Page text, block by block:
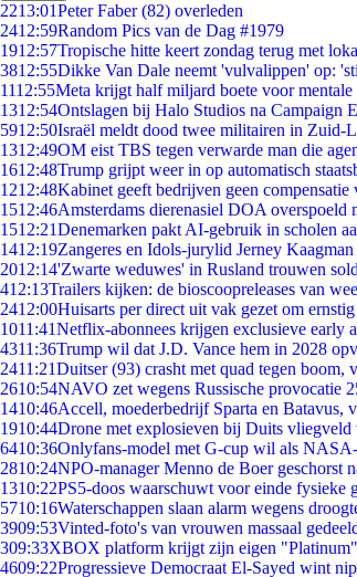
2213:01Peter Faber (82) overleden
2412:59Random Pics van de Dag #1979
1912:57Tropische hitte keert zondag terug met
3812:55Dikke Van Dale neemt 'vulvalippen' op:
1112:55Meta krijgt half miljard boete voor mentale
1312:54Ontslagen bij Halo Studios na Campaign
5912:50Israël meldt dood twee militairen in Zuid-
1312:49OM eist TBS tegen verwarde man die
1612:48Trump grijpt weer in op automatisch
1212:48Kabinet geeft bedrijven geen compensatie
1512:46Amsterdams dierenasiel DOA overspoeld
1512:21Denemarken pakt AI-gebruik in scholen
1412:19Zangeres en Idols-jurylid Jerney
2012:14'Zwarte weduwes' in Rusland trouwen
412:13Trailers kijken: de bioscoopreleases van
2412:00Huisarts per direct uit vak gezet om
1011:41Netflix-abonnees krijgen exclusieve early
4311:36Trump wil dat J.D. Vance hem in 2028
2411:21Duitser (93) crasht met quad tegen boom,
2610:54NAVO zet wegens Russische provocatie
1410:46Accell, moederbedrijf Sparta en Batavus,
1910:44Drone met explosieven bij Duits vliegveld
6410:36Onlyfans-model met G-cup wil als NASA-
2810:24NPO-manager Menno de Boer geschorst
1310:22PS5-doos waarschuwt voor einde fysieke
5710:16Waterschappen slaan alarm wegens
3909:53Vinted-foto's van vrouwen massaal
309:33XBOX platform krijgt zijn eigen "Platinum"
4609:22Progressieve Democraat El-Sayed wint